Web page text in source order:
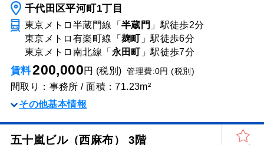
千代田区平河町1丁目
東京メトロ半蔵門線「 半蔵門 」駅徒歩2分
東京メトロ有楽町線「 麹町 」駅徒歩6分
東京メトロ南北線「 永田町 」駅徒歩7分
賃料200,000円 (税別)管理費:0円 (税別)
間取り：事務所 / 面積：71.23m²
その他基本情報
五十嵐ビル（西麻布） 3階